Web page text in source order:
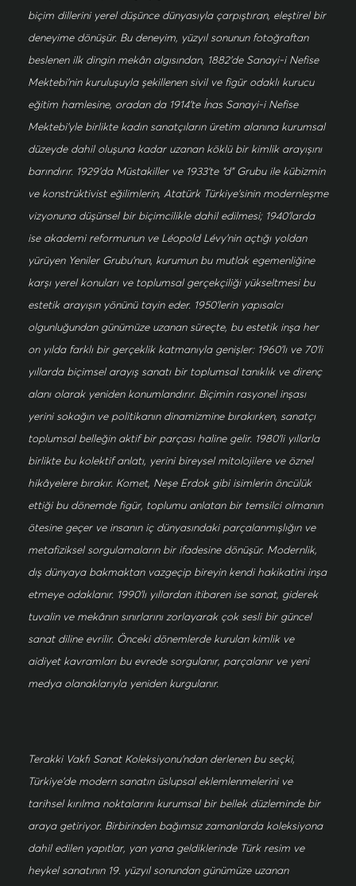
biçim dillerini yerel düşünce dünyasıyla çarpıştıran, eleştirel bir
deneyime dönüşür. Bu deneyim, yüzyıl sonunun fotoğraftan
beslenen ilk dingin mekân algısından, 1882’de Sanayi-i Nefise
Mektebi’nin kuruluşuyla şekillenen sivil ve figür odaklı kurucu
eğitim hamlesine, oradan da 1914’te İnas Sanayi-i Nefise
Mektebi’yle birlikte kadın sanatçıların üretim alanına kurumsal
düzeyde dahil oluşuna kadar uzanan köklü bir kimlik arayışını
barındırır. 1929’da Müstakiller ve 1933’te “d” Grubu ile kübizmin
ve konstrüktivist eğilimlerin, Atatürk Türkiye’sinin modernleşme
vizyonuna düşünsel bir biçimcilikle dahil edilmesi; 1940’larda
ise akademi reformunun ve Léopold Lévy’nin açtığı yoldan
yürüyen Yeniler Grubu’nun, kurumun bu mutlak egemenliğine
karşı yerel konuları ve toplumsal gerçekçiliği yükseltmesi bu
estetik arayışın yönünü tayin eder. 1950’lerin yapısalcı
olgunluğundan günümüze uzanan süreçte, bu estetik inşa her
on yılda farklı bir gerçeklik katmanıyla genişler: 1960’lı ve 70’li
yıllarda biçimsel arayış sanatı bir toplumsal tanıklık ve direnç
alanı olarak yeniden konumlandırır. Biçimin rasyonel inşası
yerini sokağın ve politikanın dinamizmine bırakırken, sanatçı
toplumsal belleğin aktif bir parçası haline gelir. 1980’li yıllarla
birlikte bu kolektif anlatı, yerini bireysel mitolojilere ve öznel
hikâyelere bırakır. Komet, Neşe Erdok gibi isimlerin öncülük
ettiği bu dönemde figür, toplumu anlatan bir temsilci olmanın
ötesine geçer ve insanın iç dünyasındaki parçalanmışlığın ve
metafiziksel sorgulamaların bir ifadesine dönüşür. Modernlik,
dış dünyaya bakmaktan vazgeçip bireyin kendi hakikatini inşa
etmeye odaklanır. 1990’lı yıllardan itibaren ise sanat, giderek
tuvalin ve mekânın sınırlarını zorlayarak çok sesli bir güncel
sanat diline evrilir. Önceki dönemlerde kurulan kimlik ve
aidiyet kavramları bu evrede sorgulanır, parçalanır ve yeni
medya olanaklarıyla yeniden kurgulanır.
Terakki Vakfı Sanat Koleksiyonu’ndan derlenen bu seçki,
Türkiye’de modern sanatın üslupsal eklemlenmelerini ve
tarihsel kırılma noktalarını kurumsal bir bellek düzleminde bir
araya getiriyor. Birbirinden bağımsız zamanlarda koleksiyona
dahil edilen yapıtlar, yan yana geldiklerinde Türk resim ve
heykel sanatının 19. yüzyıl sonundan günümüze uzanan